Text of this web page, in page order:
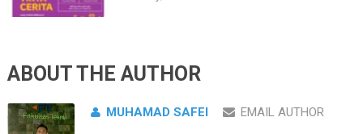
ABOUT THE AUTHOR
MUHAMAD SAFEI EMAIL AUTHOR